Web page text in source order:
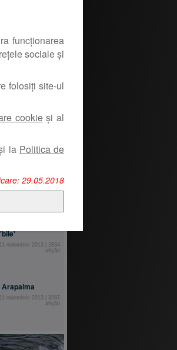
funcționarea
sociale și
folosiți site-ul
cookieși al
la Politica de
29.05.2018
noiembrie 2013 |3267
carp
2013|2863 afişări
noiembrie 2013
2834
afişări
noiembrie 2013
3287
afişări